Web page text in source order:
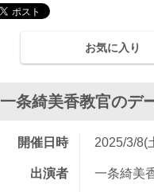
お気に入り
一条綺美香教官のデ
開催日時 2025/3/8(
出演者 一条綺美